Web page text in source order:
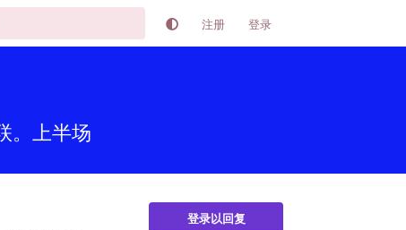
注册 登录
。上半场
登录以回复